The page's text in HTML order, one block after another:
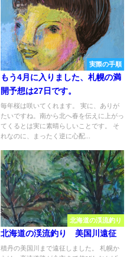
実際の手順
もう4月に入りました、札幌の満
開予想は27日です。
毎年桜は咲いてくれます。 実に、ありが
たいですね。南から北へ春を伝えに上がっ
てくるとは実に素晴らしいことです。 そ
れなのに、まったく逆に心配...
北海道の渓流釣り
北海道の渓流釣り 美国川遠征
積丹の美国川まで遠征しました。 札幌か